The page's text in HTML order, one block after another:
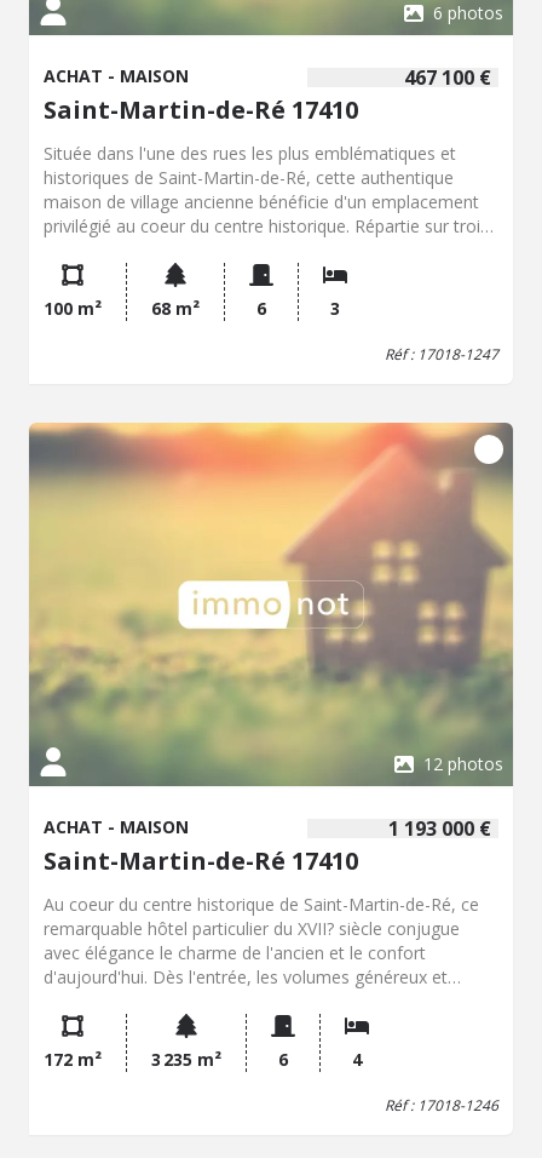
6 photos
467 100 €
ACHAT - MAISON
Saint-Martin-de-Ré 17410
Située dans l'une des rues les plus emblématiques et
historiques de Saint-Martin-de-Ré, cette authentique
maison de village ancienne bénéficie d'un emplacement
privilégié au coeur du centre historique. Répartie sur trois
potentiel de rénovation pour créer une résidence
principale, une maison de vacances ou un investissement
de caractère. Elle dispose également d'une cour, un
véritable atout pour profiter d'un espace extérieur au
recherché à quelques pas du port, des commerces. À
découvrir sans tarder.
100 m² 68 m² 6 3
Réf : 17018-1247
12 photos
1 193 000 €
ACHAT - MAISON
Saint-Martin-de-Ré 17410
Au coeur du centre historique de Saint-Martin-de-Ré, ce
remarquable hôtel particulier du XVII? siècle conjugue
avec élégance le charme de l'ancien et le confort
d'aujourd'hui. Dès l'entrée, les volumes généreux et
s'organise autour d'une vaste pièce de réception
agrémentée d'une cheminée, ouverte sur une ravissante
terrasse exposée plein Sud. Une cuisine équipée complète
cet espace de vie convivial. Le premier étage accueille
172 m² 3 235 m² 6 4
Réf : 17018-1246